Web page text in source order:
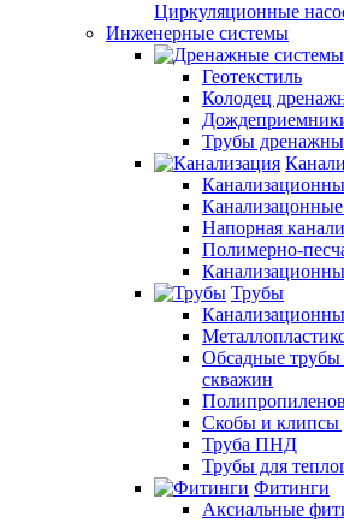
Циркуляционные
Инженерные системы
Геотекстиль
Колодец
Трубы
Напорная
Полимерно-
Трубы
Обсадные трубы
скважин
Скобы и клипсы
Труба ПНД
Трубы для
Фитинги
Аксиальные